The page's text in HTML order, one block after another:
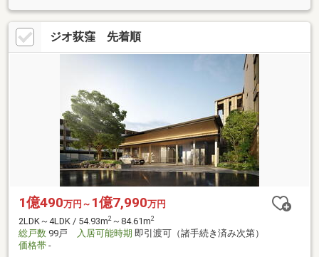
ジオ荻窪 先着順
1億490万円～ 1億7,990万円
2LDK～4LDK / 54.93m2 ～84.61m2
総戸数 99戸 入居可能時期 即引渡可（諸手続き済み次第）
価格帯 -